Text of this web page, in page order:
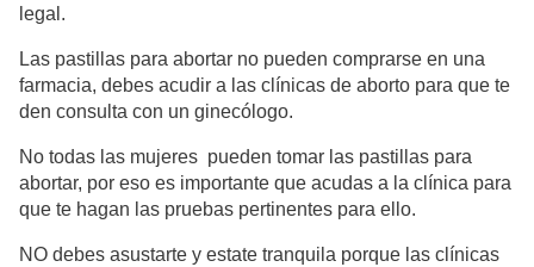
legal.
Las pastillas para abortar no pueden comprarse en una
farmacia, debes acudir a las clínicas de aborto para que te
den consulta con un ginecólogo.
No todas las mujeres pueden tomar las pastillas para
abortar, por eso es importante que acudas a la clínica para
que te hagan las pruebas pertinentes para ello.
NO debes asustarte y estate tranquila porque las clínicas